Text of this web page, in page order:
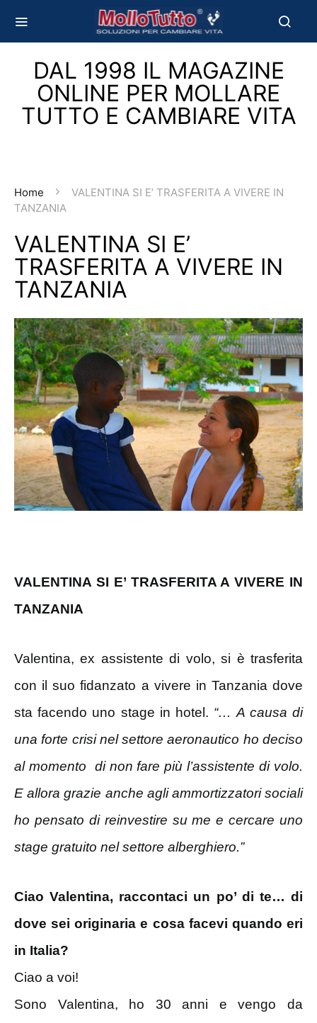
DAL 1998 IL MAGAZINE
ONLINE PER MOLLARE
TUTTO E CAMBIARE VITA
Home
VALENTINA SI E’ TRASFERITA A VIVERE IN
TANZANIA
VALENTINA SI E’
TRASFERITA A VIVERE IN
TANZANIA
VALENTINA SI E’ TRASFERITA A VIVERE IN
TANZANIA
Valentina, ex assistente di volo, si è trasferita
con il suo fidanzato a vivere in Tanzania dove
sta facendo uno stage in hotel. “… A causa di
una forte crisi nel settore aeronautico ho deciso
al momento di non fare più l’assistente di volo.
E allora grazie anche agli ammortizzatori sociali
ho pensato di reinvestire su me e cercare uno
stage gratuito nel settore alberghiero.”
Ciao Valentina, raccontaci un po’ di te… di
dove sei originaria e cosa facevi quando eri
in Italia?
Ciao a voi!
Sono Valentina, ho 30 anni e vengo da